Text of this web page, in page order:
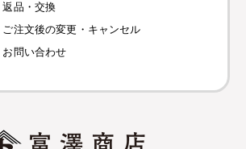
返品・交換
ご注文後の変更・キャンセル
お問い合わせ